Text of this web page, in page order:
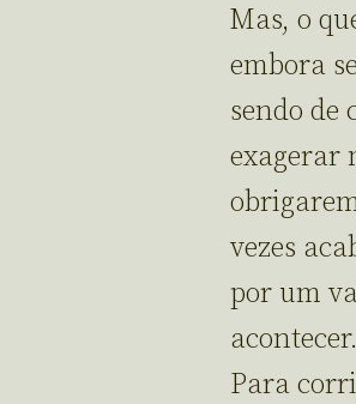
Mas, o
embora
sendo de
exagerar
vezes
por um
acontecer.
Para